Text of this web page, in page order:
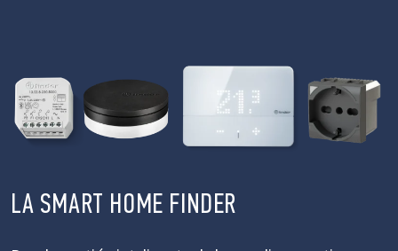
LA SMART HOME FINDER